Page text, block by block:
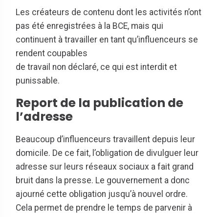
Les créateurs de contenu dont les activités n’ont
pas été enregistrées à la BCE, mais qui
continuent à travailler en tant qu’influenceurs se
rendent coupables
de travail non déclaré, ce qui est interdit et
punissable.
Report de la publication de
l’adresse
Beaucoup d’influenceurs travaillent depuis leur
domicile. De ce fait, l’obligation de divulguer leur
adresse sur leurs réseaux sociaux a fait grand
bruit dans la presse. Le gouvernement a donc
ajourné cette obligation jusqu’à nouvel ordre.
Cela permet de prendre le temps de parvenir à